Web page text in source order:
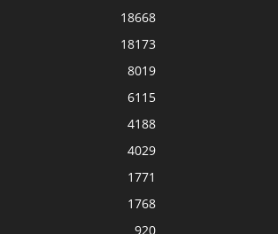
18668
18173
8019
6115
4188
4029
1771
1768
920